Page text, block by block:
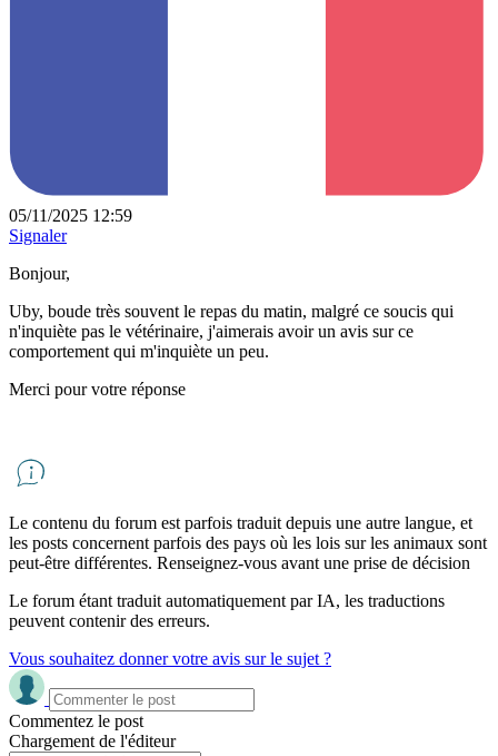
05/11/2025 12:59
Signaler
Bonjour,
Uby, boude très souvent le repas du matin, malgré ce soucis qui
n'inquiète pas le vétérinaire, j'aimerais avoir un avis sur ce
comportement qui m'inquiète un peu.
Merci pour votre réponse
Le contenu du forum est parfois traduit depuis une autre langue, et
les posts concernent parfois des pays où les lois sur les animaux sont
peut-être différentes. Renseignez-vous avant une prise de décision
Le forum étant traduit automatiquement par IA, les traductions
peuvent contenir des erreurs.
Vous souhaitez donner votre avis sur le sujet ?
Commentez le post
Chargement de l'éditeur